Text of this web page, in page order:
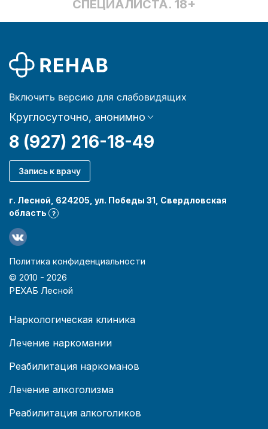
СПЕЦИАЛИСТА. 18+
Включить версию для слабовидящих
Круглосуточно, анонимно
8 (927) 216-18-49
Запись к врачу
г. Лесной, 624205, ул. Победы 31, Свердловская
область
?
Политика конфиденциальности
© 2010 - 2026
РЕХАБ Лесной
Наркологическая клиника
Лечение наркомании
Реабилитация наркоманов
Лечение алкоголизма
Реабилитация алкоголиков